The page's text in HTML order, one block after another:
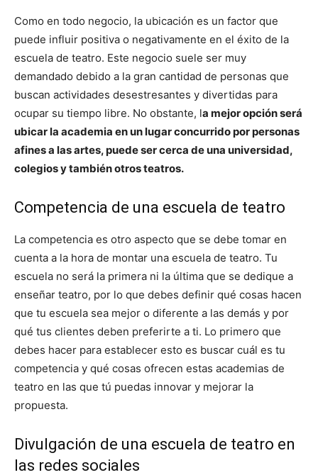
Como en todo negocio, la ubicación es un factor que
puede influir positiva o negativamente en el éxito de la
escuela de teatro. Este negocio suele ser muy
demandado debido a la gran cantidad de personas que
buscan actividades desestresantes y divertidas para
ocupar su tiempo libre. No obstante, la mejor opción será
ubicar la academia en un lugar concurrido por personas
afines a las artes, puede ser cerca de una universidad,
colegios y también otros teatros.
Competencia de una escuela de teatro
La competencia es otro aspecto que se debe tomar en
cuenta a la hora de montar una escuela de teatro. Tu
escuela no será la primera ni la última que se dedique a
enseñar teatro, por lo que debes definir qué cosas hacen
que tu escuela sea mejor o diferente a las demás y por
qué tus clientes deben preferirte a ti. Lo primero que
debes hacer para establecer esto es buscar cuál es tu
competencia y qué cosas ofrecen estas academias de
teatro en las que tú puedas innovar y mejorar la
propuesta.
Divulgación de una escuela de teatro en
las redes sociales